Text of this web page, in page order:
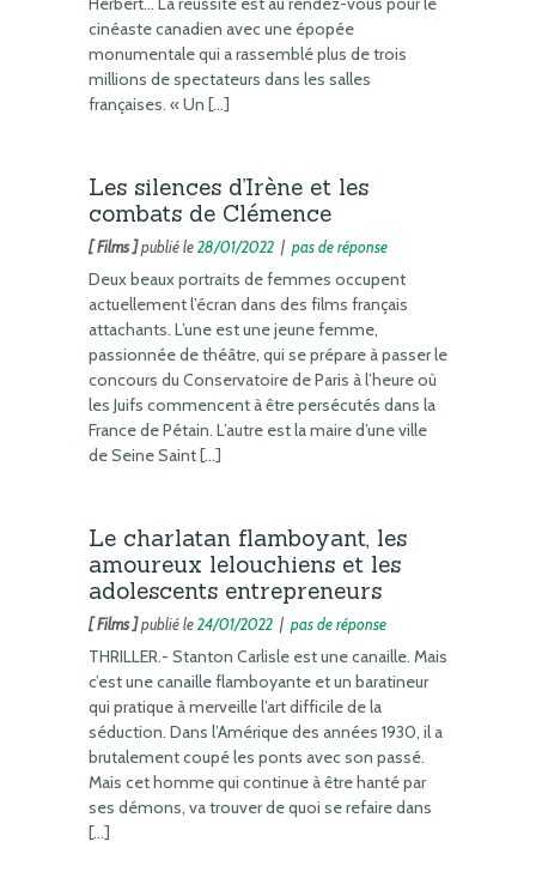
cinéaste canadien avec une épopée
monumentale qui a rassemblé plus de trois
millions de spectateurs dans les salles
françaises. « Un […]
Les silences d’Irène et les
combats de Clémence
[ Films ]publié le28/01/2022 | pas de réponse
Deux beaux portraits de femmes occupent
actuellement l’écran dans des films français
attachants. L’une est une jeune femme,
passionnée de théâtre, qui se prépare à passer le
concours du Conservatoire de Paris à l’heure où
les Juifs commencent à être persécutés dans la
France de Pétain. L’autre est la maire d’une ville
de Seine Saint […]
Le charlatan flamboyant, les
amoureux lelouchiens et les
adolescents entrepreneurs
[ Films ]publié le24/01/2022 | pas de réponse
THRILLER.- Stanton Carlisle est une canaille. Mais
c’est une canaille flamboyante et un baratineur
qui pratique à merveille l’art difficile de la
séduction. Dans l’Amérique des années 1930, il a
brutalement coupé les ponts avec son passé.
Mais cet homme qui continue à être hanté par
ses démons, va trouver de quoi se refaire dans
[…]